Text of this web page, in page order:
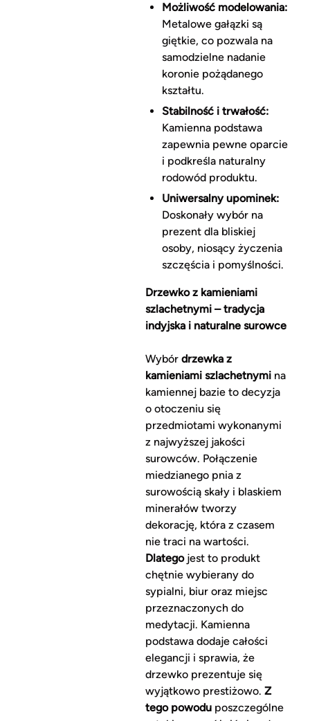
Możliwość modelowania:
Metalowe gałązki są
giętkie, co pozwala na
samodzielne nadanie
koronie pożądanego
kształtu.
Stabilność i trwałość:
Kamienna podstawa
zapewnia pewne oparcie
i podkreśla naturalny
rodowód produktu.
Uniwersalny upominek:
Doskonały wybór na
prezent dla bliskiej
osoby, niosący życzenia
szczęścia i pomyślności.
Drzewko z kamieniami
szlachetnymi – tradycja
indyjska i naturalne surowce
Wybór drzewka z
kamieniami szlachetnymina
kamiennej bazie to decyzja
o otoczeniu się
przedmiotami wykonanymi
z najwyższej jakości
surowców. Połączenie
miedzianego pnia z
surowością skały i blaskiem
minerałów tworzy
dekorację, która z czasem
nie traci na wartości.
Dlategojest to produkt
chętnie wybierany do
sypialni, biur oraz miejsc
przeznaczonych do
medytacji. Kamienna
podstawa dodaje całości
elegancji i sprawia, że
drzewko prezentuje się
wyjątkowo prestiżowo. Z
tego powoduposzczególne